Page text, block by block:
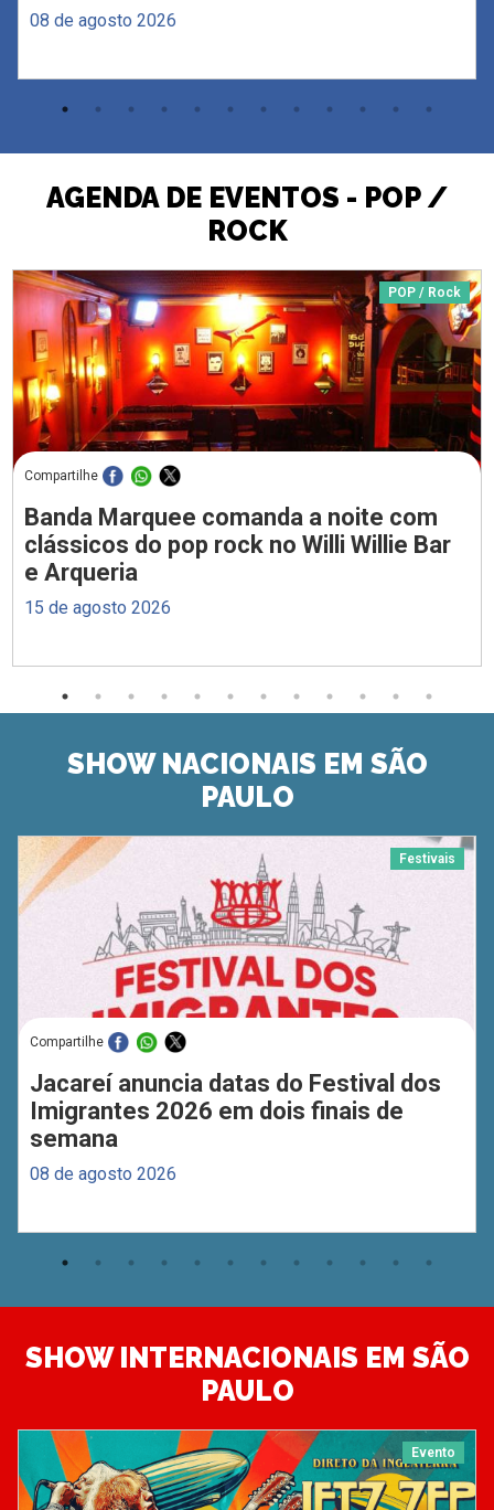
08 de agosto 2026
AGENDA DE EVENTOS - POP /
ROCK
POP / Rock
Compartilhe
Banda Marquee comanda a noite com
clássicos do pop rock no Willi Willie Bar
e Arqueria
15 de agosto 2026
SHOW NACIONAIS EM SÃO
PAULO
Festivais
Compartilhe
Jacareí anuncia datas do Festival dos
Imigrantes 2026 em dois finais de
semana
08 de agosto 2026
SHOW INTERNACIONAIS EM SÃO
PAULO
Evento